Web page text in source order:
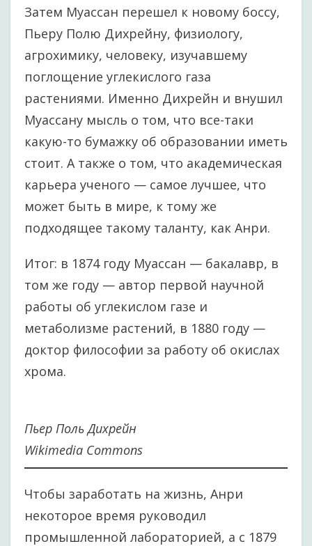
Затем Муассан перешел к новому боссу,
Пьеру Полю Дихрейну, физиологу,
агрохимику, человеку, изучавшему
поглощение углекислого газа
растениями. Именно Дихрейн и внушил
Муассану мысль о том, что все-таки
какую-то бумажку об образовании иметь
стоит. А также о том, что академическая
карьера ученого — самое лучшее, что
может быть в мире, к тому же
подходящее такому таланту, как Анри.
Итог: в 1874 году Муассан — бакалавр, в
том же году — автор первой научной
работы об углекислом газе и
метаболизме растений, в 1880 году —
доктор философии за работу об окислах
хрома.
Пьер Поль Дихрейн
Wikimedia Commons
Чтобы заработать на жизнь, Анри
некоторое время руководил
промышленной лабораторией, а с 1879